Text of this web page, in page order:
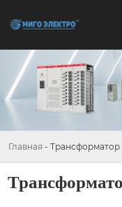
Главная - Трансформатор